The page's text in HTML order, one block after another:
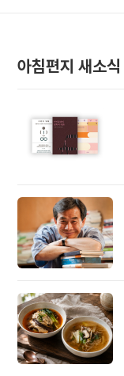
아침편지 새소식